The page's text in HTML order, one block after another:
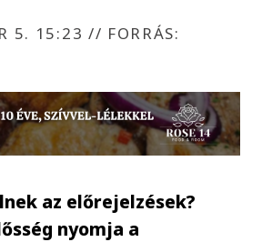
5. 15:23 // FORRÁS:
az előrejelzések?
nyomja a